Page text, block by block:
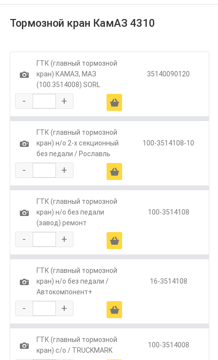
Тормозной кран КамАЗ 4310
1
ГТК (главный тормозной
кран) КАМАЗ, МАЗ
(100.3514008) SORL
35140090120
- + Ä
1
ГТК (главный тормозной
кран) н/о 2-х секционный
без педали / Рославль
100-3514108-10
- + Ä
1
ГТК (главный тормозной
кран) н/о без педали
(завод) ремонт
100-3514108
- + Ä
1
ГТК (главный тормозной
кран) н/о без педали /
Автокомпонент+
16-3514108
- + Ä
1
ГТК (главный тормозной
кран) с/о / TRUCKMARK
100-3514008